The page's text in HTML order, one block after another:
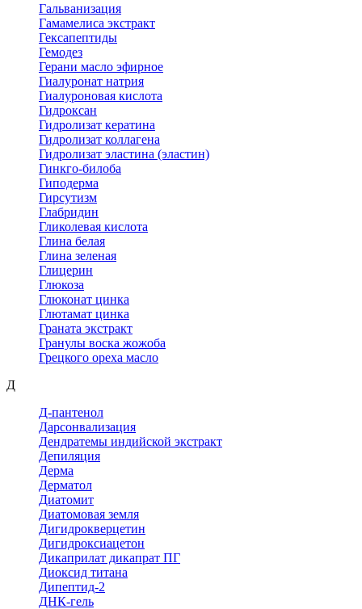
Гальванизация
Гамамелиса экстракт
Гексапептиды
Гемодез
Герани масло эфирное
Гиалуронат натрия
Гиалуроновая кислота
Гидроксан
Гидролизат кератина
Гидролизат коллагена
Гидролизат эластина (эластин)
Гинкго-билоба
Гиподерма
Гирсутизм
Глабридин
Гликолевая кислота
Глина белая
Глина зеленая
Глицерин
Глюкоза
Глюконат цинка
Глютамат цинка
Граната экстракт
Гранулы воска жожоба
Грецкого ореха масло
Д
Д-пантенол
Дарсонвализация
Дендратемы индийской экстракт
Депиляция
Дерма
Дерматол
Диатомит
Диатомовая земля
Дигидрокверцетин
Дигидроксиацетон
Дикаприлат дикапрат ПГ
Диоксид титана
Дипептид-2
ДНК-гель